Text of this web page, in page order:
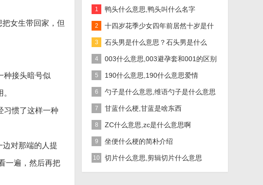
女生带回家，但
种接头暗号似
习惯了这样一种
边对那端的人提
一遍，然后再把
1 鸭头什么意思,鸭头叫什么名字
2 十四岁花季少女四年前居然十岁是什
么意思？是什么梗？
3 石头男是什么意思？石头男是什么
梗？
4 003什么意思,003避孕套和001的区别
5 190什么意思,190什么意思爱情
6 勺子是什么意思,维语勺子是什么意思
7 甘蓝什么梗,甘蓝是啥东西
8 ZC什么意思,zc是什么意思啊
9 坐便什么梗的简朴介绍
10 切片什么意思,剪辑切片什么意思